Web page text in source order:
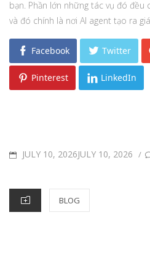
bạn. Phần lớn những tác vụ đó
và đó chính là nơi AI agent tạo ra
Facebook Twitter
Pinterest LinkedIn
POSTEDJULY 10, 2026JULY 10, 2026 /
CATEGORIES
BLOG